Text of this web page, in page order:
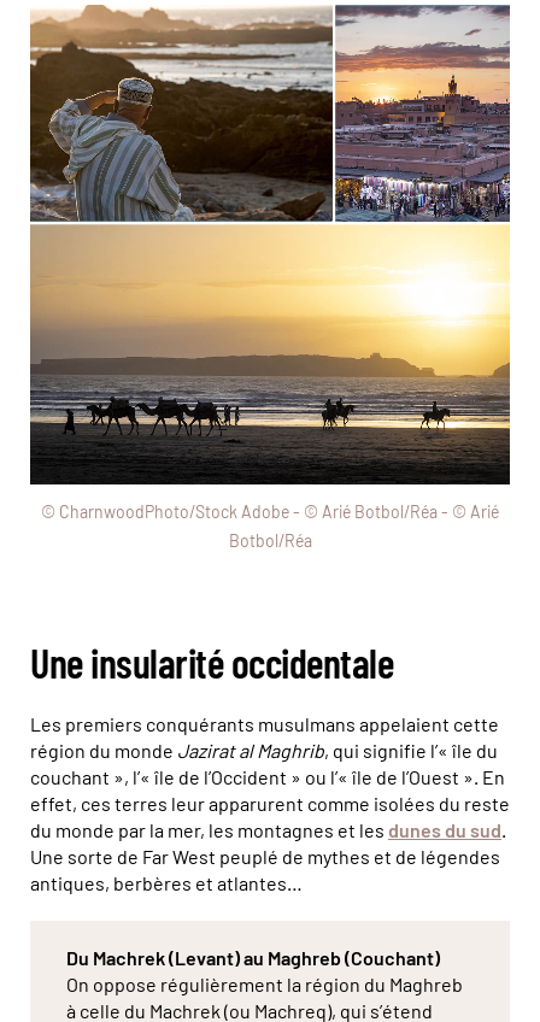
© CharnwoodPhoto/Stock Adobe - © Arié Botbol/Réa - © Arié
Botbol/Réa
Une insularité occidentale
Les premiers conquérants musulmans appelaient cette
région du monde Jazirat al Maghrib, qui signifie l’« île du
couchant », l’« île de l’Occident » ou l’« île de l’Ouest ». En
effet, ces terres leur apparurent comme isolées du reste
du monde par la mer, les montagnes et les dunes du sud.
Une sorte de Far West peuplé de mythes et de légendes
antiques, berbères et atlantes…
Du Machrek (Levant) au Maghreb (Couchant)
On oppose régulièrement la région du Maghreb
à celle du Machrek (ou Machreq), qui s’étend